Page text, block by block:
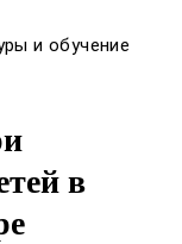
и обучение
в